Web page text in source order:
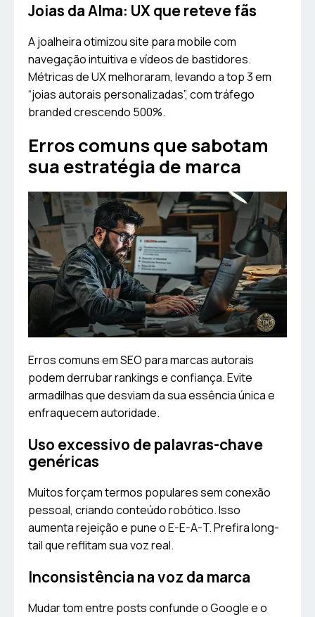
Joias da Alma: UX que reteve fãs
A joalheira otimizou site para mobile com
navegação intuitiva e vídeos de bastidores.
Métricas de UX melhoraram, levando a top 3 em
“joias autorais personalizadas”, com tráfego
branded crescendo 500%.
Erros comuns que sabotam
sua estratégia de marca
Erros comuns em SEO para marcas autorais
podem derrubar rankings e confiança. Evite
armadilhas que desviam da sua essência única e
enfraquecem autoridade.
Uso excessivo de palavras-chave
genéricas
Muitos forçam termos populares sem conexão
pessoal, criando conteúdo robótico. Isso
aumenta rejeição e pune o E-E-A-T. Prefira long-
tail que reflitam sua voz real.
Inconsistência na voz da marca
Mudar tom entre posts confunde o Google e o